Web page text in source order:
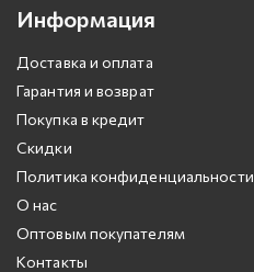
Информация
Доставка и оплата
Гарантия и возврат
Покупка в кредит
Скидки
Политика конфиденциальности
О нас
Оптовым покупателям
Контакты